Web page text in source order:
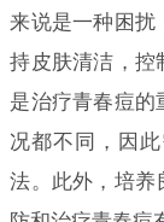
来说是一种困扰
持皮肤清洁，控
是治疗青春痘的
况都不同，因
法。此外，培养